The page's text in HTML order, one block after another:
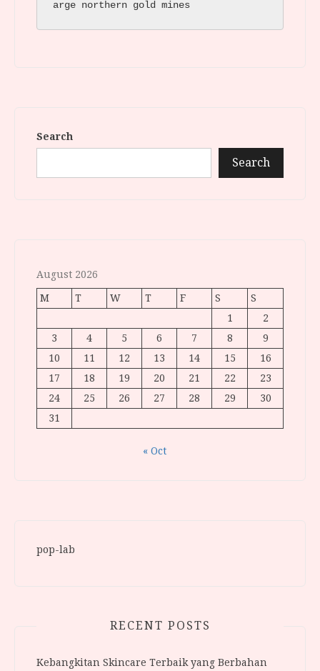
arge northern gold mines
Search
Search
August 2026
M T W T F S
S
1
2
3
4 5 6 7 8
9
10
11 12 13 14 15
16
17
18 19 20 21 22
23
24
25 26 27 28 29
30
31
« Oct
pop-lab
RECENT POSTS
Kebangkitan Skincare Terbaik yang Berbahan